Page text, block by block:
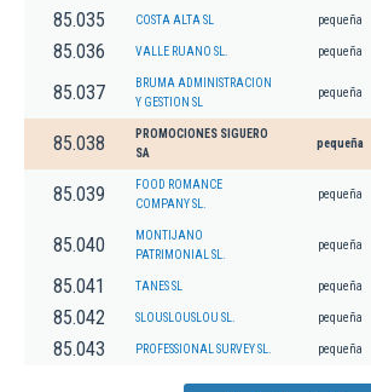
85.035 COSTA ALTA SL pequeña
85.036 VALLE RUANO SL. pequeña
85.037
BRUMA ADMINISTRACION
Y GESTION SL
pequeña
85.038
PROMOCIONES SIGUERO
SA
pequeña
85.039
FOOD ROMANCE
COMPANY SL.
pequeña
85.040
MONTIJANO
PATRIMONIAL SL.
pequeña
85.041 TANES SL pequeña
85.042 SLOUSLOUSLOU SL. pequeña
85.043 PROFESSIONAL SURVEY SL. pequeña